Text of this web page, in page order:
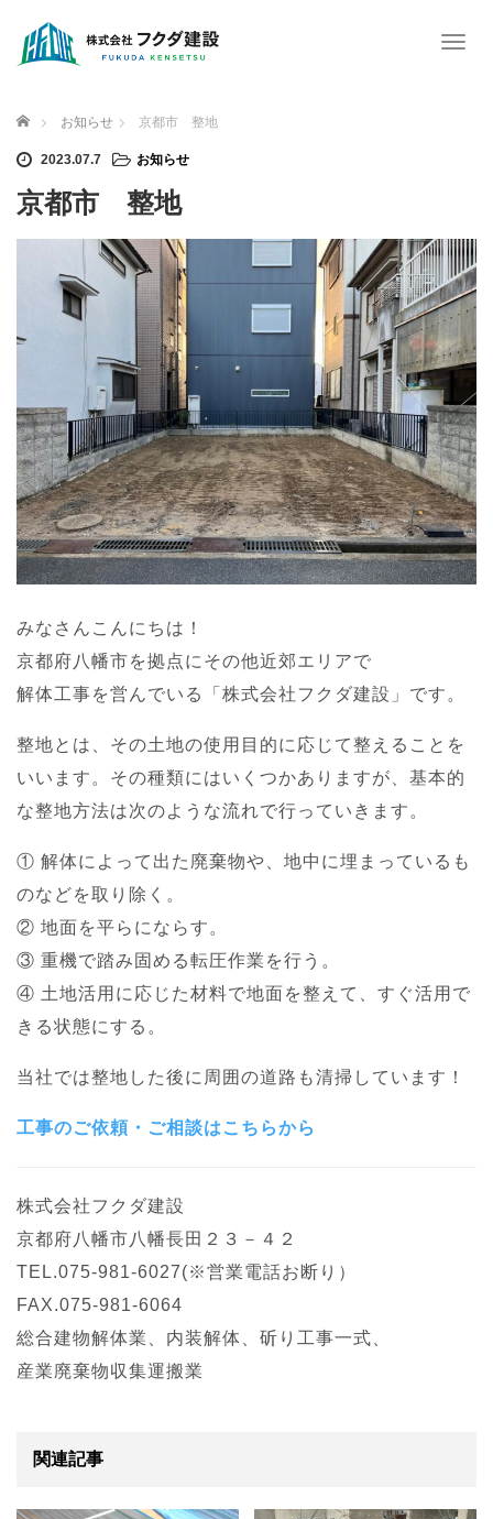
T
i
g
a
t
o
n
ホーム お知らせ 京都市 整地
2023.07.7 お知らせ
京都市 整地
みなさんこんにちは！
京都府八幡市を拠点にその他近郊エリアで
解体工事を営んでいる「株式会社フクダ建設」です。
整地とは、その土地の使用目的に応じて整えることを
いいます。その種類にはいくつかありますが、基本的
な整地方法は次のような流れで行っていきます。
① 解体によって出た廃棄物や、地中に埋まっているも
のなどを取り除く。
② 地面を平らにならす。
③ 重機で踏み固める転圧作業を行う。
④ 土地活用に応じた材料で地面を整えて、すぐ活用で
きる状態にする。
当社では整地した後に周囲の道路も清掃しています！
工事のご依頼・ご相談はこちらから
株式会社フクダ建設
京都府八幡市八幡長田２３－４２
TEL.075-981-6027(※営業電話お断り）
FAX.075-981-6064
総合建物解体業、内装解体、斫り工事一式、
産業廃棄物収集運搬業
関連記事